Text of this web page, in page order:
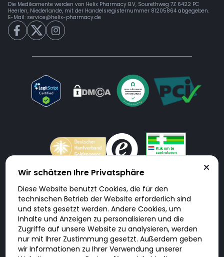
Die Medikamente werden von Helix Pharmacy B.V, Sourethweg 7Z 6422 PC
Heerlen, Niederlande, mit der Handelsregisternummer 81205864 abgegeben.
E-Mail: service@helix-pharmacy.de
Doktorabc.com ist eine Vermittlungsplattform. Doktorabc ist ausdrücklich
keine Internetapotheke. Doktorabc bietet keine Medikamente oder
sonstige Produkte an oder liefert diese. Jegliche Informationen zu
Produkten, Medikamenten und Preisen auf der Internetseite beinhalten
kein Angebot von Doktorabc an Sie. Für die Einhaltung der in Ihrem Land
geltenden Gesetze und sonstigen Rechtsvorschriften sind Sie als Nutzer
selbst verantwortlich. Die Nutzung unseres Services auf Doktorabc durch
Sie erfolgt auf eigenes Risiko und in eigener Verantwortung. Sie erklären,
diese Internetseite aus eigener Initiative zu besuchen und zu nutzen.
Wir schätzen Ihre Privatsphäre
Diese Website benutzt Cookies, die für den
technischen Betrieb der Website erforderlich sind
und stets gesetzt werden. Andere Cookies, um
Inhalte und Anzeigen zu personalisieren und die
Zugriffe auf unsere Website zu analysieren, werden
nur mit Ihrer Zustimmung gesetzt. Außerdem geben
wir Informationen zu Ihrer Verwendung unserer